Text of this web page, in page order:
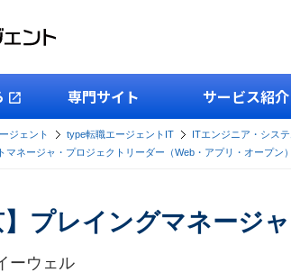
専門サイト サービス紹介
ジェント type転職エージェントIT ITエンジニア・シス
マネージャ・プロジェクトリーダー（Web・アプリ・オープン）
】プレイングマネージャ
ーウェル